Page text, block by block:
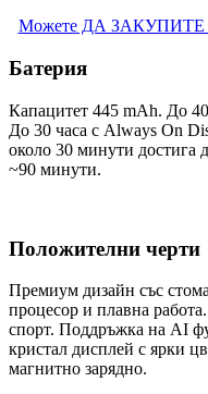
Можете ДА ЗАКУПИТЕ
Батерия
Капацитет 445 mAh. До
До 30 часа с Always On
около 30 минути достига
~90 минути.
Положителни черти
Премиум дизайн със
процесор и плавна
спорт. Поддръжка на AI
кристал дисплей с ярки
магнитно зарядно.